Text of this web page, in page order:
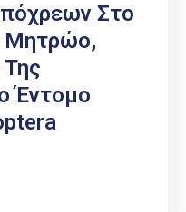
Στο
Μητρώο,
Έντομο